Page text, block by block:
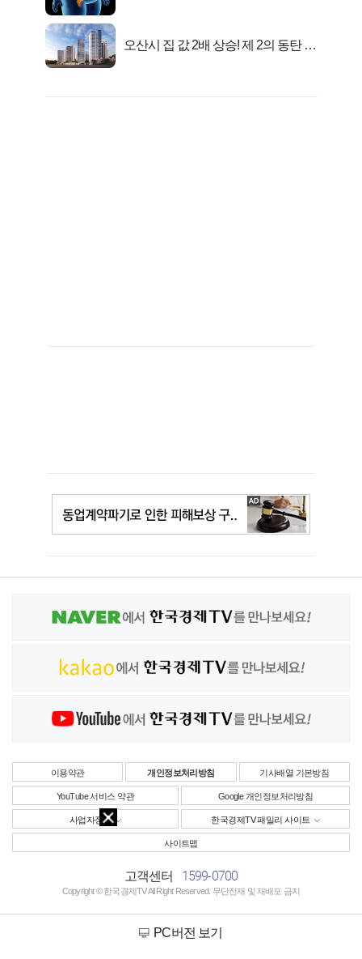
오산시 집 값 2배 상승! 제 2의 동탄 신
이용약관 개인정보처리방침 기사배열 기본방침
YouTube 서비스 약관 Google 개인정보처리방침
사업자정보 한국경제TV 패밀리 사이트
사이트맵
고객센터 1599-0700
Copyright © 한국경제TV All Right Reserved. 무단전재 및 재배포 금지
PC버전 보기